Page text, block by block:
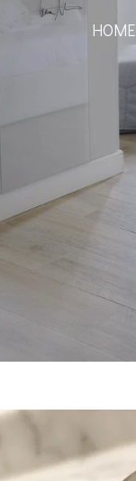
HOME